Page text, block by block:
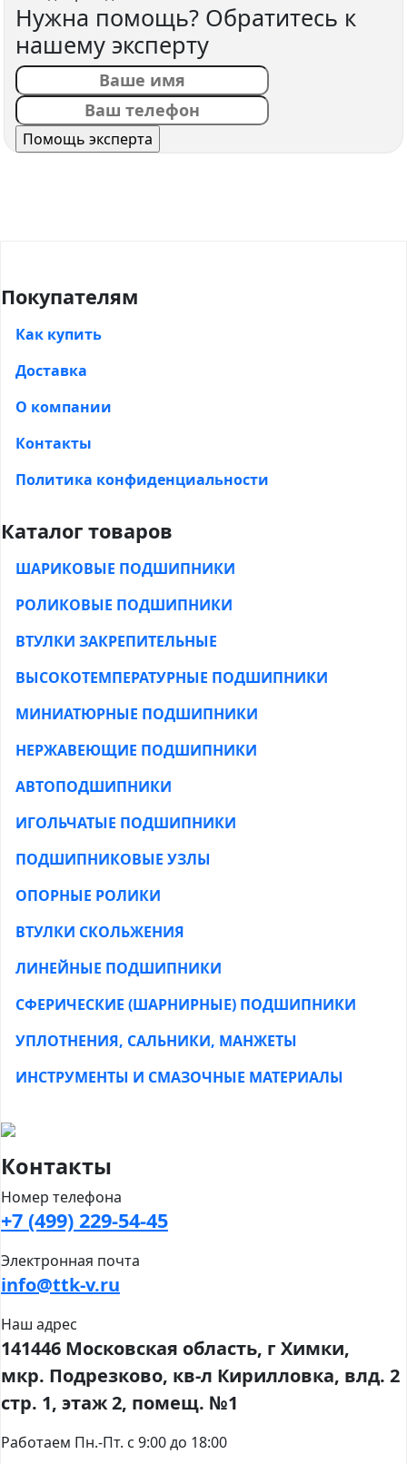
Нужна помощь? Обратитесь к
нашему эксперту
Покупателям
Как купить
Доставка
О компании
Контакты
Политика конфиденциальности
Каталог товаров
ШАРИКОВЫЕ ПОДШИПНИКИ
РОЛИКОВЫЕ ПОДШИПНИКИ
ВТУЛКИ ЗАКРЕПИТЕЛЬНЫЕ
ВЫСОКОТЕМПЕРАТУРНЫЕ ПОДШИПНИКИ
МИНИАТЮРНЫЕ ПОДШИПНИКИ
НЕРЖАВЕЮЩИЕ ПОДШИПНИКИ
АВТОПОДШИПНИКИ
ИГОЛЬЧАТЫЕ ПОДШИПНИКИ
ПОДШИПНИКОВЫЕ УЗЛЫ
ОПОРНЫЕ РОЛИКИ
ВТУЛКИ СКОЛЬЖЕНИЯ
ЛИНЕЙНЫЕ ПОДШИПНИКИ
СФЕРИЧЕСКИЕ (ШАРНИРНЫЕ) ПОДШИПНИКИ
УПЛОТНЕНИЯ, САЛЬНИКИ, МАНЖЕТЫ
ИНСТРУМЕНТЫ И СМАЗОЧНЫЕ МАТЕРИАЛЫ
Контакты
Номер телефона
+7 (499) 229-54-45
Электронная почта
info@ttk-v.ru
Наш адрес
141446 Московская область, г Химки,
мкр. Подрезково, кв-л Кирилловка, влд. 2
стр. 1, этаж 2, помещ. №1
Работаем Пн.-Пт. с 9:00 до 18:00